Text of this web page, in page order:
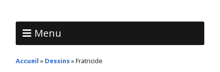
Menu
Accueil » Dessins»Fratricide